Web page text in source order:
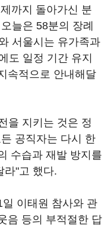
까지 돌아가신 분
늘은 58분의 장례
서울시는 유가족과
도 일정 기간 유지
속적으로 안내해달
을 지키는 것은 정
공직자는 다시 한
수습과 재발 방지를
라"고 했다.
이태원 참사와 관
음 등의 부적절한 답